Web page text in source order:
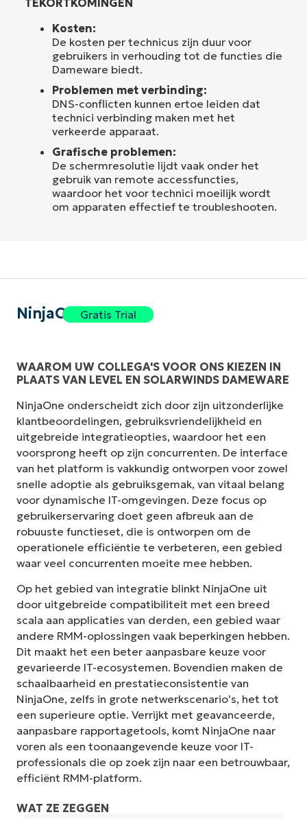
TEKORTKOMINGEN
Kosten:
De kosten per technicus zijn duur voor
gebruikers in verhouding tot de functies die
Dameware biedt.
Problemen met verbinding:
DNS-conflicten kunnen ertoe leiden dat
technici verbinding maken met het
verkeerde apparaat.
Grafische problemen:
De schermresolutie lijdt vaak onder het
gebruik van remote accessfuncties,
waardoor het voor technici moeilijk wordt
om apparaten effectief te troubleshooten.
NinjaOneGratis Trial
WAAROM UW COLLEGA'S VOOR ONS KIEZEN IN
PLAATS VAN LEVEL EN SOLARWINDS DAMEWARE
NinjaOne onderscheidt zich door zijn uitzonderlijke
klantbeoordelingen, gebruiksvriendelijkheid en
uitgebreide integratieopties, waardoor het een
voorsprong heeft op zijn concurrenten. De interface
van het platform is vakkundig ontworpen voor zowel
snelle adoptie als gebruiksgemak, van vitaal belang
voor dynamische IT-omgevingen. Deze focus op
gebruikerservaring doet geen afbreuk aan de
robuuste functieset, die is ontworpen om de
operationele efficiëntie te verbeteren, een gebied
waar veel concurrenten moeite mee hebben.
Op het gebied van integratie blinkt NinjaOne uit
door uitgebreide compatibiliteit met een breed
scala aan applicaties van derden, een gebied waar
andere RMM-oplossingen vaak beperkingen hebben.
Dit maakt het een beter aanpasbare keuze voor
gevarieerde IT-ecosystemen. Bovendien maken de
schaalbaarheid en prestatieconsistentie van
NinjaOne, zelfs in grote netwerkscenario’s, het tot
een superieure optie. Verrijkt met geavanceerde,
aanpasbare rapportagetools, komt NinjaOne naar
voren als een toonaangevende keuze voor IT-
professionals die op zoek zijn naar een betrouwbaar,
efficiënt RMM-platform.
WAT ZE ZEGGEN